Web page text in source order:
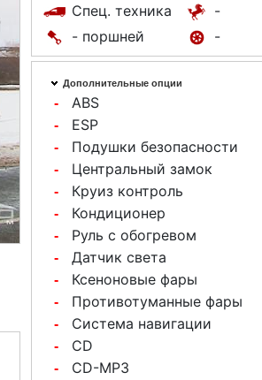
Спец. техника
-
- поршней
-
Дополнительные опции
- ABS
- ESP
- Подушки безопасности
- Центральный замок
- Круиз контроль
- Кондиционер
- Руль с обогревом
- Датчик света
- Ксеноновые фары
- Противотуманные фары
- Система навигации
- CD
- CD-MP3